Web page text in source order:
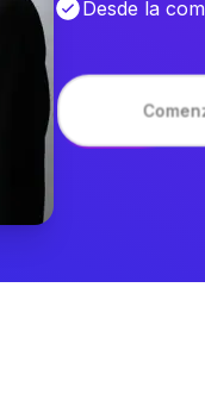
Desde la